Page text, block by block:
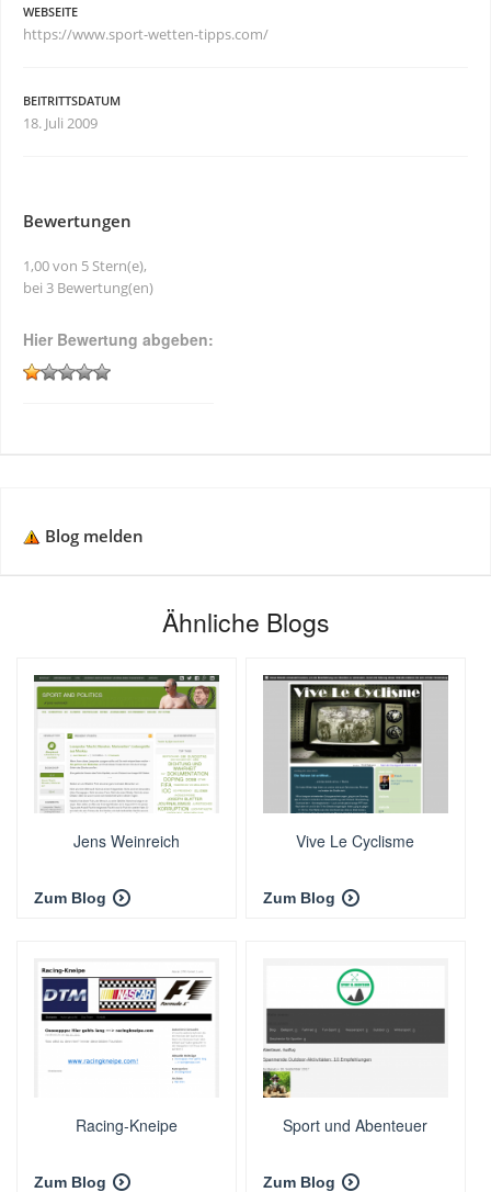
WEBSEITE
https://www.sport-wetten-tipps.com/
BEITRITTSDATUM
18. Juli 2009
Bewertungen
1,00 von 5 Stern(e),
bei 3 Bewertung(en)
Hier Bewertung abgeben:
Blog melden
Ähnliche Blogs
Jens Weinreich
Zum Blog
Vive Le Cyclisme
Zum Blog
Racing-Kneipe
Zum Blog
Sport und Abenteuer
Zum Blog